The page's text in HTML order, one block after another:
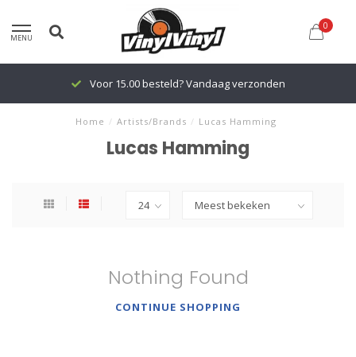
MENU
0
Voor 15.00 besteld? Vandaag verzonden
Home / Artists/Brands / Lucas Hamming
Lucas Hamming
Nothing Found
CONTINUE SHOPPING